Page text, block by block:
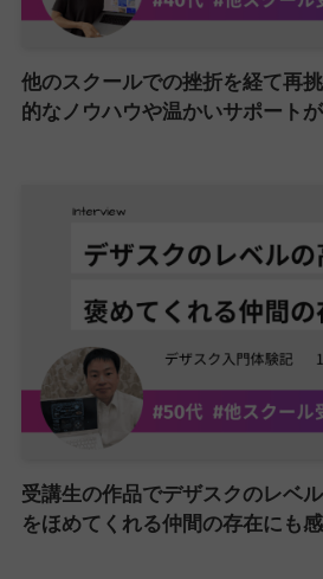
他のスクールでの挫折を経て再
的なノウハウや温かいサポート
受講生の作品でデザスクのレベ
をほめてくれる仲間の存在にも